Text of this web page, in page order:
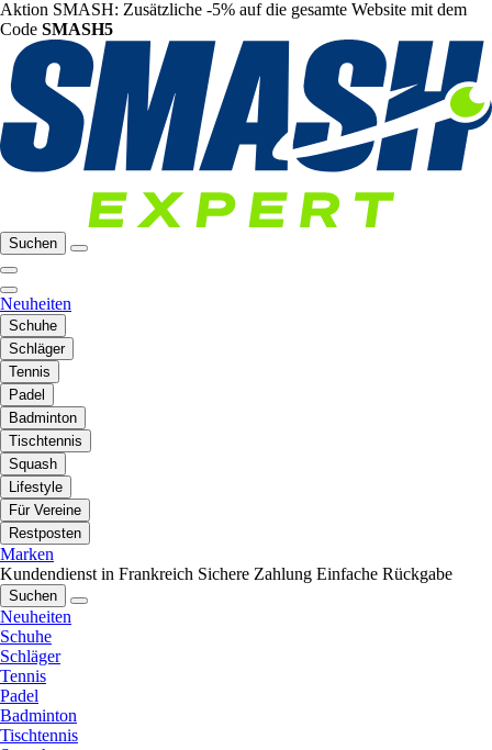
Aktion SMASH: Zusätzliche -5% auf die gesamte Website mit dem
Code SMASH5
Suchen
Neuheiten
Schuhe
Schläger
Tennis
Padel
Badminton
Tischtennis
Squash
Lifestyle
Für Vereine
Restposten
Marken
Kundendienst in Frankreich Sichere Zahlung Einfache Rückgabe
Suchen
Neuheiten
Schuhe
Schläger
Tennis
Padel
Badminton
Tischtennis